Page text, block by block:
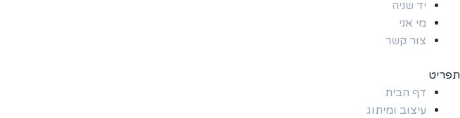
יד שניה
מי אני
צור קשר
תפריט
דף הבית
עיצוב ומיתוג